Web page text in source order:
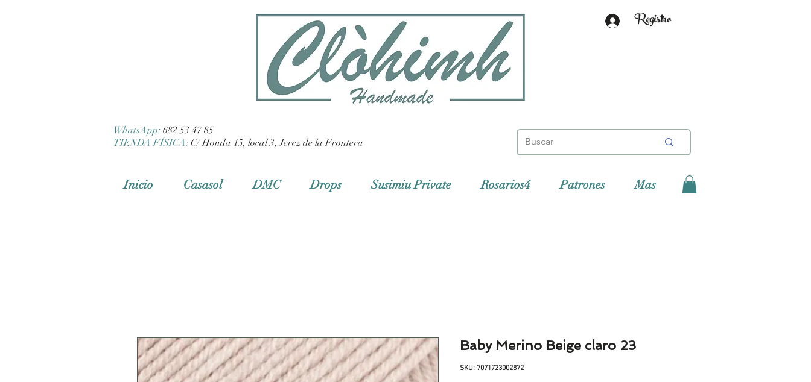
Registro
WhatsApp: 682 53 47 85
TIENDA FÍSICA: C/ Honda 15, local 3, Jerez de la Frontera
Inicio Casasol DMC Drops Susimiu Private Rosarios4 Patrones Mas
Baby Merino Beige claro 23
SKU: 7071723002872